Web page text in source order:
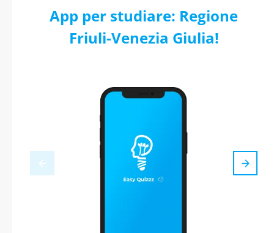
App per studiare: Regione
Friuli-Venezia Giulia!